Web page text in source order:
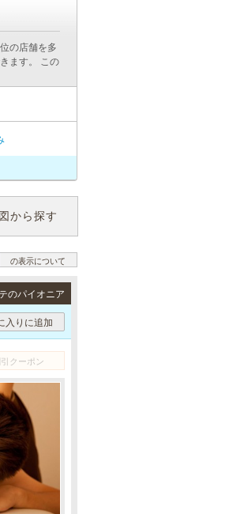
の店舗を多
ます。 この
から探す
の表示について
のパイオニア
入りに追加
クーポン